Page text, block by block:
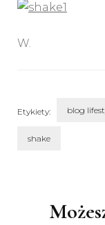
W.
Etykiety: blog
shake